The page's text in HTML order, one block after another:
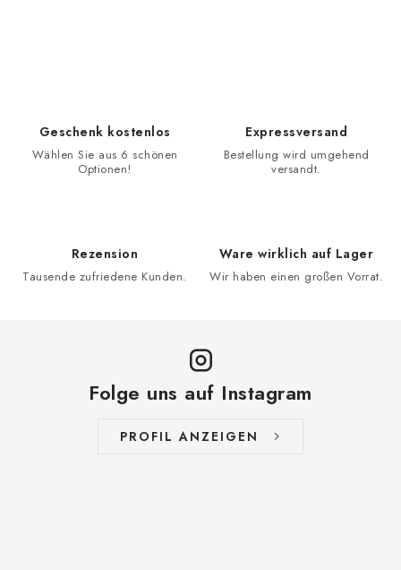
Geschenk kostenlos
Wählen Sie aus 6 schönen
Optionen!
Expressversand
Bestellung wird umgehend
versandt.
Rezension
Tausende zufriedene Kunden.
Ware wirklich auf Lager
Wir haben einen großen Vorrat.
Folge uns auf Instagram
PROFIL ANZEIGEN